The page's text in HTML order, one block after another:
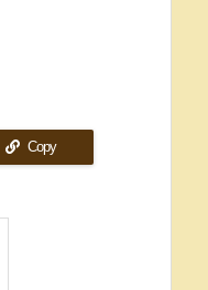
Copy